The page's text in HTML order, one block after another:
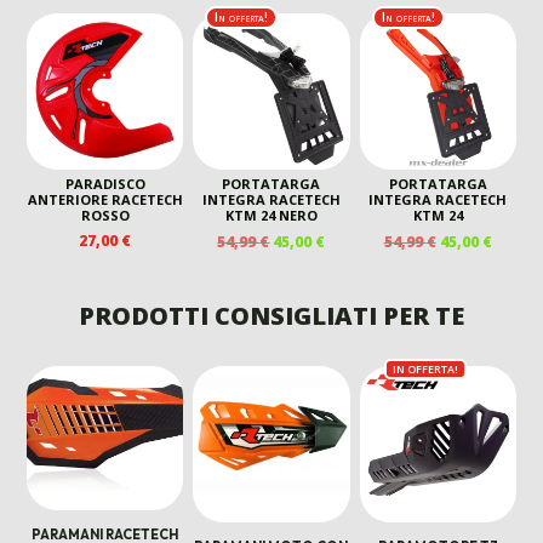
PREZZO
ORIGINALE
ERA:
54,99 €.
PARADISCO
ANTERIORE RACETECH
ROSSO
27,00€
In offerta!
PORTATARGA
INTEGRA RACETECH
KTM 24 NERO
54,99€ IL
ERA:
54,99 €.
45,00€IL
È:
45,00 €.
In offerta!
PORTATARGA
INTEGRA RACETECH
KTM 24
54,99€ IL
ERA:
54,99 €.
45,00€IL
PRODOTTI CONSIGLIATI PER TE
PARAMANI RACETECH
IN OFFERTA!